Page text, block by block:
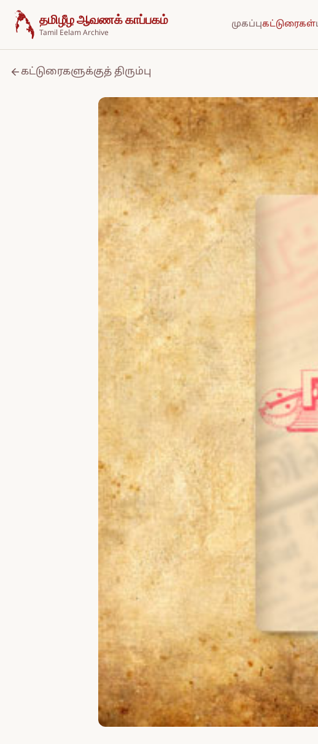
உள்ளடக்கத்திற்குச் செல்க
தமிழீழ ஆவணக் காப்பகம்
Tamil Eelam Archive
முகப்புகட்டுரைகள்
கட்டுரைகளுக்குத் திரும்பு